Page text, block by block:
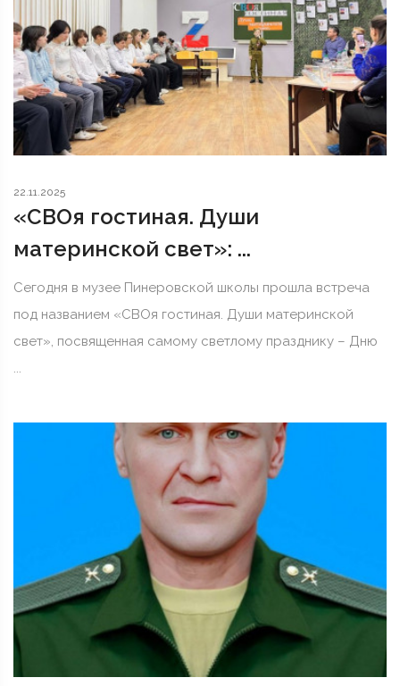
22.11.2025
«СВОя гостиная. Души
материнской свет»: ...
Сегодня в музее Пинеровской школы прошла встреча
под названием «СВОя гостиная. Души материнской
свет», посвященная самому светлому празднику – Дню
...